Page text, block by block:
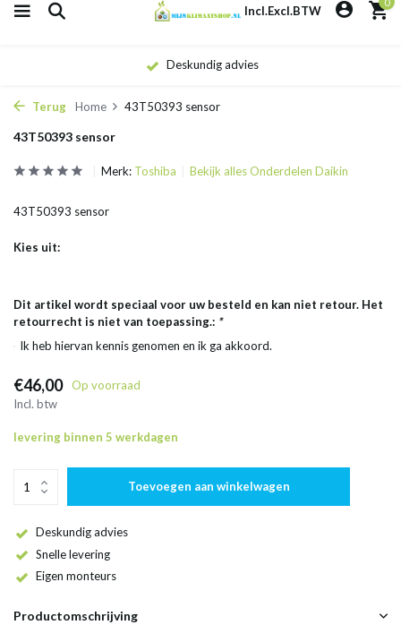
Incl.Excl.BTW
Deskundig advies
Terug Home 43T50393 sensor
43T50393 sensor
Merk: Toshiba Bekijk alles Onderdelen Daikin
43T50393 sensor
Kies uit:
Dit artikel wordt speciaal voor uw besteld en kan niet retour. Het
retourrecht is niet van toepassing.: *
Ik heb hiervan kennis genomen en ik ga akkoord.
€46,00
Op voorraad
Incl. btw
levering binnen 5 werkdagen
Toevoegen aan winkelwagen
Deskundig advies
Snelle levering
Eigen monteurs
Productomschrijving